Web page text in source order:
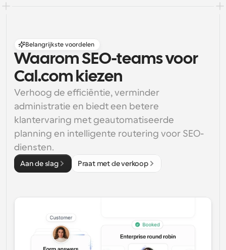
Belangrijkste voordelen
Waarom SEO-teams voor
Cal.com kiezen
Verhoog de efficiëntie, verminder
administratie en biedt een betere
klantervaring met geautomatiseerde
planning en intelligente routering voor SEO-
diensten.
Aan de slag Praat met de verkoop